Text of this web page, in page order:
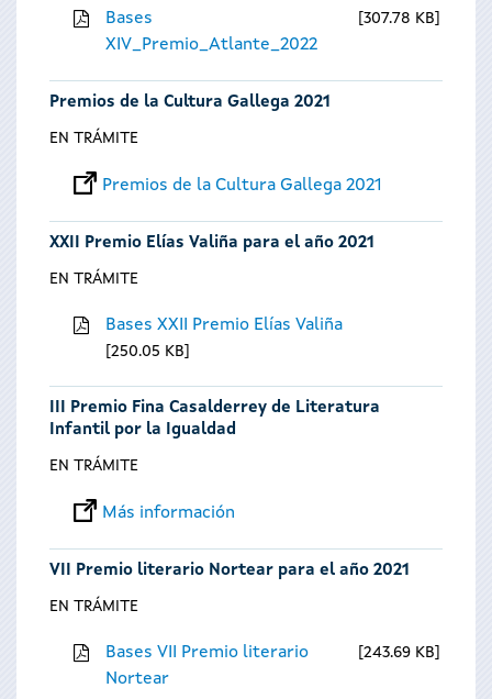
Bases
XIV_Premio_Atlante_2022
307.78 KB
Premios de la Cultura Gallega 2021
EN TRÁMITE
Premios de la Cultura Gallega 2021
XXII Premio Elías Valiña para el año 2021
EN TRÁMITE
Bases XXII Premio Elías Valiña
250.05 KB
III Premio Fina Casalderrey de Literatura
Infantil por la Igualdad
EN TRÁMITE
Más información
VII Premio literario Nortear para el año 2021
EN TRÁMITE
Bases VII Premio literario
Nortear
243.69 KB